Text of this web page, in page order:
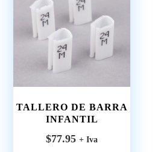
TALLERO DE BARRA
INFANTIL
$77.95 + Iva